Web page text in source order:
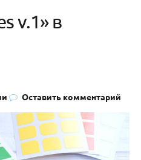
v.1» в
Оставить комментарий